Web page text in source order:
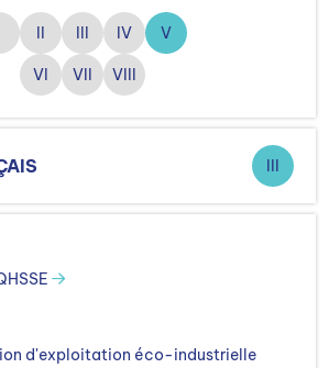
II III IV V
VI VII VIII
III
d'exploitation éco-industrielle